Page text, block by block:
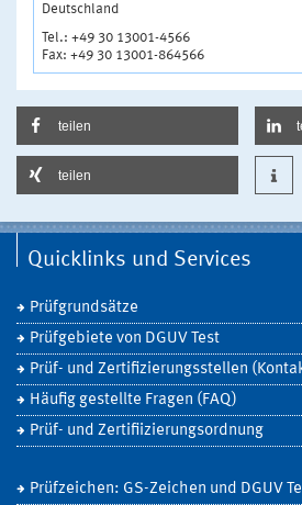
Deutschland
Tel.: +49 30 13001-4566
Fax: +49 30 13001-864566
teilen
teilen
Quicklinks und Services
Prüfgrundsätze
Prüfgebiete von DGUV Test
Prüf- und Zertifizierungsstellen
Häufig gestellte Fragen (FAQ)
Prüf- und Zertifiizierungsordnung
Prüfzeichen: GS-Zeichen und DGUV